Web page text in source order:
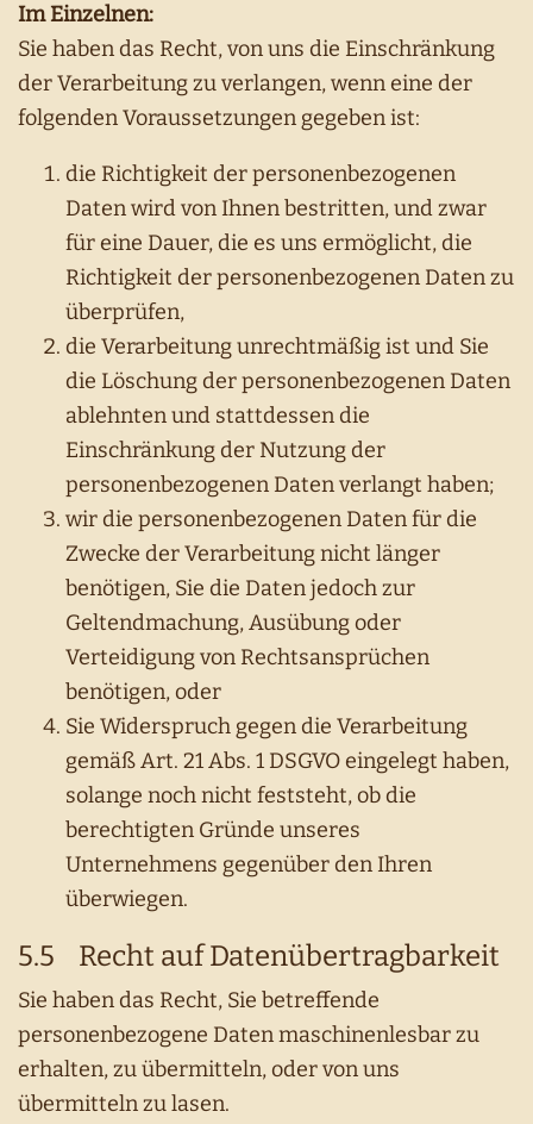
Im Einzelnen:
Sie haben das Recht, von uns die Einschränkung
der Verarbeitung zu verlangen, wenn eine der
folgenden Voraussetzungen gegeben ist:
die Richtigkeit der personenbezogenen
Daten wird von Ihnen bestritten, und zwar
für eine Dauer, die es uns ermöglicht, die
Richtigkeit der personenbezogenen Daten zu
überprüfen,
die Verarbeitung unrechtmäßig ist und Sie
die Löschung der personenbezogenen Daten
ablehnten und stattdessen die
Einschränkung der Nutzung der
personenbezogenen Daten verlangt haben;
wir die personenbezogenen Daten für die
Zwecke der Verarbeitung nicht länger
benötigen, Sie die Daten jedoch zur
Geltendmachung, Ausübung oder
Verteidigung von Rechtsansprüchen
benötigen, oder
Sie Widerspruch gegen die Verarbeitung
gemäß Art. 21 Abs. 1 DSGVO eingelegt haben,
solange noch nicht feststeht, ob die
berechtigten Gründe unseres
Unternehmens gegenüber den Ihren
überwiegen.
5.5 Recht auf Datenübertragbarkeit
Sie haben das Recht, Sie betreffende
personenbezogene Daten maschinenlesbar zu
erhalten, zu übermitteln, oder von uns
übermitteln zu lasen.